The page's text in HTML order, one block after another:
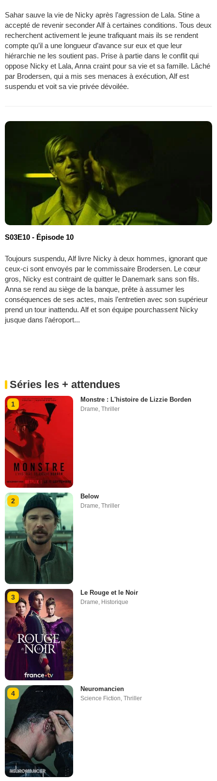
Sahar sauve la vie de Nicky après l’agression de Lala. Stine a
accepté de revenir seconder Alf à certaines conditions. Tous deux
recherchent activement le jeune trafiquant mais ils se rendent
compte qu’il a une longueur d’avance sur eux et que leur
hiérarchie ne les soutient pas. Prise à partie dans le conflit qui
oppose Nicky et Lala, Anna craint pour sa vie et sa famille. Lâché
par Brodersen, qui a mis ses menaces à exécution, Alf est
suspendu et voit sa vie privée dévoilée.
S03E10 - Épisode 10
Toujours suspendu, Alf livre Nicky à deux hommes, ignorant que
ceux-ci sont envoyés par le commissaire Brodersen. Le cœur
gros, Nicky est contraint de quitter le Danemark sans son fils.
Anna se rend au siège de la banque, prête à assumer les
conséquences de ses actes, mais l’entretien avec son supérieur
prend un tour inattendu. Alf et son équipe pourchassent Nicky
jusque dans l’aéroport...
Séries les + attendues
1
Monstre : L'histoire de Lizzie Borden
Drame,Thriller
2
Below
Drame ,Thriller
3
Le Rouge et le Noir
Drame, Historique
4
Neuromancien
Science Fiction,Thriller